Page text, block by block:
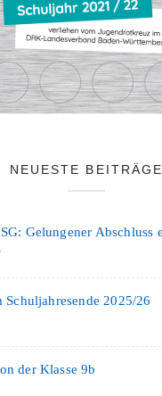
NEUESTE BEITRÄGE
2025/26
der Klasse 9b